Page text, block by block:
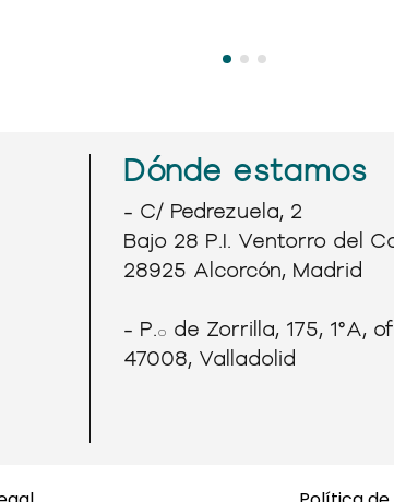
Dónde estamos
- C/ Pedrezuela, 2
Bajo 28 P.I. Ventorro del
28925 Alcorcón, Madrid
- P.º de Zorrilla, 175, 1°A,
47008, Valladolid